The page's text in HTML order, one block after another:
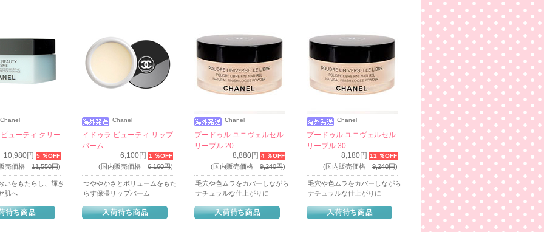
Chanel
ューティ クリー
10,980円 5 ％OFF
売価格 11,550円)
いをもたらし、輝き
肌へ
Chanel
イドゥラ ビューティ リップ
バーム
6,100円 1 ％OFF
(国内販売価格 6,160円)
つややかさとボリュームをもた
らす保湿リップバーム
Chanel
プードゥル ユニヴェルセル
リーブル 20
8,880円 4 ％OFF
(国内販売価格 9,240円)
毛穴や色ムラをカバーしながら
ナチュラルな仕上がりに
Chanel
プードゥル ユニヴェルセル
リーブル 30
8,180円 11 ％OFF
(国内販売価格 9,240円)
毛穴や色ムラをカバーしながら
ナチュラルな仕上がりに